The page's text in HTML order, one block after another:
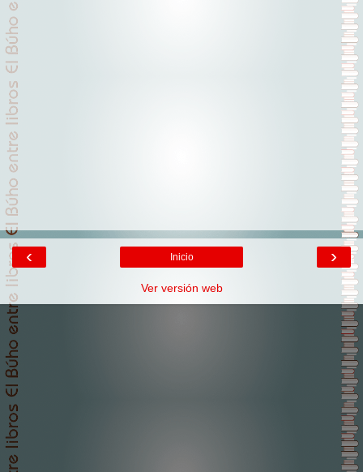
‹ ›
Inicio
Ver versión web